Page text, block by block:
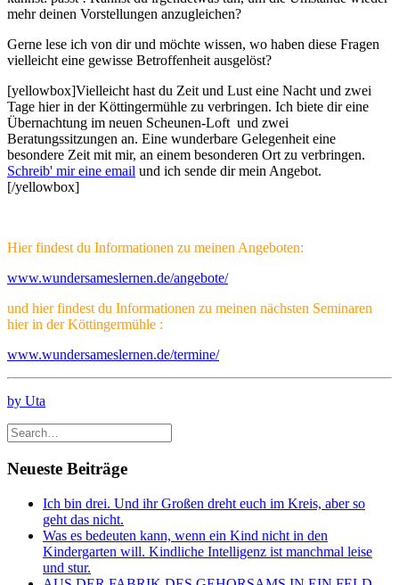
mehr deinen Vorstellungen anzugleichen?
Gerne lese ich von dir und möchte wissen, wo haben diese Fragen
vielleicht eine gewisse Betroffenheit ausgelöst?
[yellowbox]Vielleicht hast du Zeit und Lust eine Nacht und zwei
Tage hier in der Köttingermühle zu verbringen. Ich biete dir eine
Übernachtung im neuen Scheunen-Loft und zwei
Beratungssitzungen an. Eine wunderbare Gelegenheit eine
besondere Zeit mit mir, an einem besonderen Ort zu verbringen.
Schreib' mir eine email und ich sende dir mein Angebot.
[/yellowbox]
Hier findest du Informationen zu meinen Angeboten:
www.wundersameslernen.de/angebote/
und hier findest du Informationen zu meinen nächsten Seminaren
hier in der Köttingermühle :
www.wundersameslernen.de/termine/
by Uta
Neueste Beiträge
Ich bin drei. Und ihr Großen dreht euch im Kreis, aber so
geht das nicht.
Was es bedeuten kann, wenn ein Kind nicht in den
Kindergarten will. Kindliche Intelligenz ist manchmal leise
und stur.